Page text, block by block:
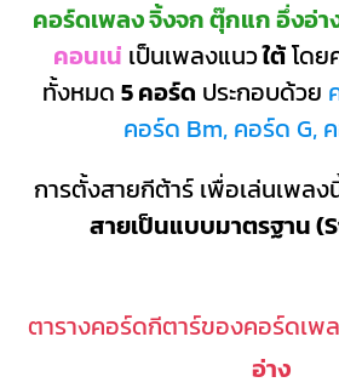
คอร์ดเพลง จิ้งจก ตุ๊กแก อึ่งอ่า
คอนเน่ เป็นเพลงแนวใต้โดย
ทั้งหมด 5 คอร์ด ประกอบด้วย
คอร์ด Bm, คอร์ด G,
การตั้งสายกีต้าร์ เพื่อเล่นเพลง
สายเป็นแบบมาตรฐาน
ตารางคอร์ดกีตาร์ของคอร์ดเพ
อ่าง